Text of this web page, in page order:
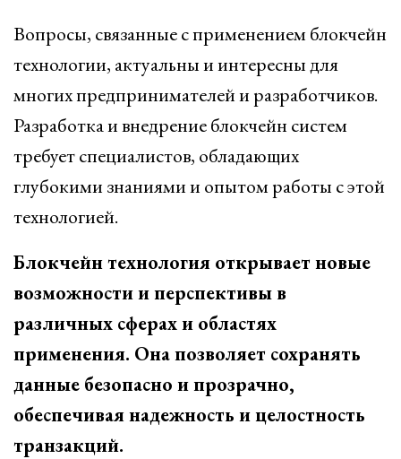
Вопросы, связанные с применением блокчейн
технологии, актуальны и интересны для
многих предпринимателей и разработчиков.
Разработка и внедрение блокчейн систем
требует специалистов, обладающих
глубокими знаниями и опытом работы с этой
технологией.
Блокчейн технология открывает новые
возможности и перспективы в
различных сферах и областях
применения. Она позволяет сохранять
данные безопасно и прозрачно,
обеспечивая надежность и целостность
транзакций.